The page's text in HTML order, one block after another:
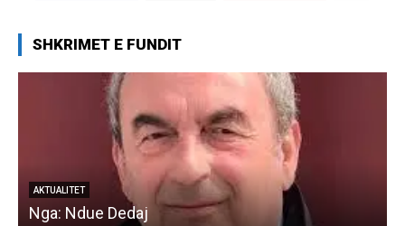
SHKRIMET E FUNDIT
AKTUALITET
Nga: Ndue Dedaj